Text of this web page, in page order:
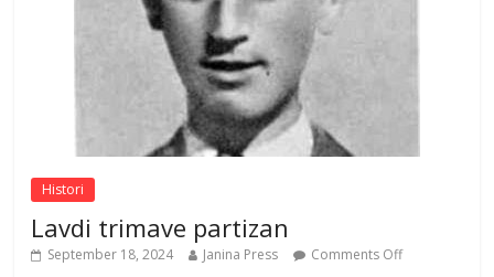
August 3, 2026 Comments Off
Postim me vlera nga artistja e mirëfilltë
Mimoza Gjoni
August 6, 2026 Comments Off
Histori
Lavdi trimave partizan
September 18, 2024 Janina Press Comments Off